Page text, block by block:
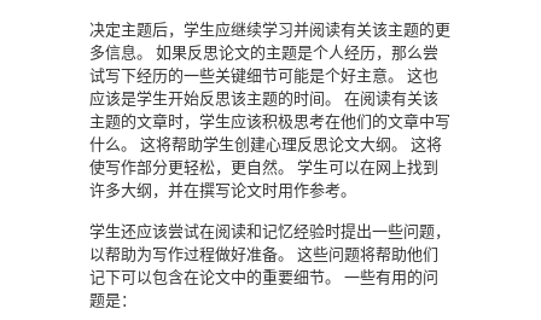
决定主题后，学生应继续学习并阅读有关该主题的更
多信息。
如果反思论文的主题是个人经历，那么尝
试写下经历的一些关键细节可能是个好主意。
这也
应该是学生开始反思该主题的时间。
在阅读有关该
主题的文章时，学生应该积极思考在他们的文章中写
什么。
这将帮助学生创建心理反思论文大纲。
这将
使写作部分更轻松，更自然。
学生可以在网上找到
许多大纲，并在撰写论文时用作参考。
学生还应该尝试在阅读和记忆经验时提出一些问题，
以帮助为写作过程做好准备。
这些问题将帮助他们
记下可以包含在论文中的重要细节。
一些有用的问
题是：